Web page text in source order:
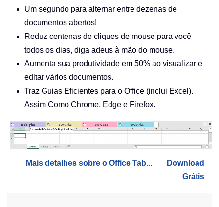
Um segundo para alternar entre dezenas de
documentos abertos!
Reduz centenas de cliques de mouse para você
todos os dias, diga adeus à mão do mouse.
Aumenta sua produtividade em 50% ao visualizar e
editar vários documentos.
Traz Guias Eficientes para o Office (inclui Excel),
Assim Como Chrome, Edge e Firefox.
Mais detalhes sobre o Office Tab...
Download
Grátis